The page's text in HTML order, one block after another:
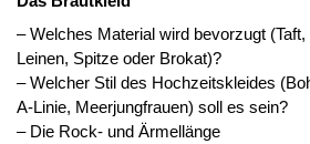
– Welches Material wird bevorzugt
Leinen, Spitze oder Brokat)?
– Welcher Stil des Hochzeitskleides
A-Linie, Meerjungfrauen) soll es sein?
– Die Rock- und Ärmellänge